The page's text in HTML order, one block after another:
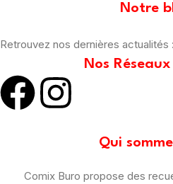
Notre
Retrouvez nos dernières actualités :
Nos
Qui
Comix Buro propose des